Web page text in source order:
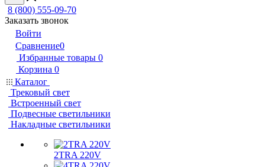
8 (800) 555-09-70
Заказать звонок
Войти
Сравнение0
Избранные товары 0
Корзина 0
Каталог
Трековый свет
Встроенный свет
Подвесные светильники
Накладные светильники
2TRA 220V